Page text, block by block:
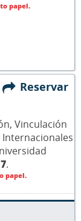
papel.
Reservar
Vinculación
Internacionales
.
papel.